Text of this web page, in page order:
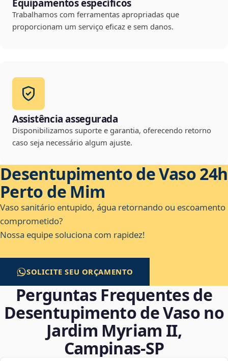
Equipamentos específicos
Trabalhamos com ferramentas apropriadas que
proporcionam um serviço eficaz e sem danos.
Assistência assegurada
Disponibilizamos suporte e garantia, oferecendo retorno
caso seja necessário algum ajuste.
Desentupimento de Vaso 24h
Perto de Mim
Vaso sanitário entupido, água retornando ou escoamento
comprometido?
Nossa equipe soluciona com rapidez!
SOLICITE SEU ORÇAMENTO
Perguntas Frequentes de
Desentupimento de Vaso no
Jardim Myriam II,
Campinas‑SP